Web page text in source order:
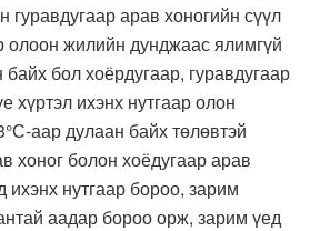
гуравдугаар арав хоногийн сүүл
олоон жилийн дунджаас ялимгүй
бол хоёрдугаар, гуравдугаар
хүртэл ихэнх нутгаар олон
аар дулаан байх төлөвтэй
хоног болон хоёдугаар арав
ихэнх нутгаар бороо, зарим
аадар бороо орж, зарим үед